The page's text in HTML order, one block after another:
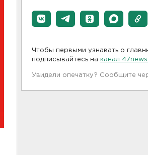
Чтобы первыми узнавать о
подписывайтесь на канал
Увидели опечатку? Сообщите